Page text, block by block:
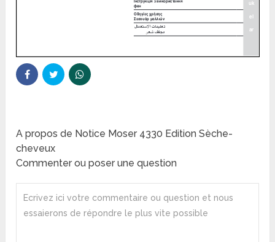
A propos de Notice Moser 4330 Edition Sèche-
cheveux
Commenter ou poser une question